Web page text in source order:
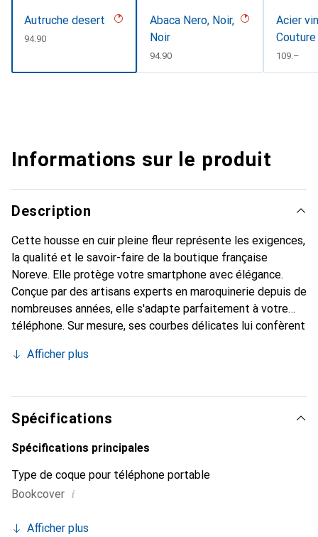
Autruche desert
CHF
94.90
Abaca Nero, Noir,
Noir
CHF
94.90
Acier
Couture
CHF
109.–
Informations sur le produit
Description
Cette housse en cuir pleine fleur représente les exigences,
la qualité et le savoir-faire de la boutique française
Noreve. Elle protège votre smartphone avec élégance.
Conçue par des artisans experts en maroquinerie depuis de
nombreuses années, elle s'adapte parfaitement à votre
téléphone. Sur mesure, ses courbes délicates lui confèrent
chic et indispensable pour votre smartphone. Reconnu
marque Noreve est un choix sûr pour une clientèle
exigeante.
Afficher plus
Spécifications
Spécifications principales
Type de coque pour téléphone portable
Bookcover i
Afficher plus